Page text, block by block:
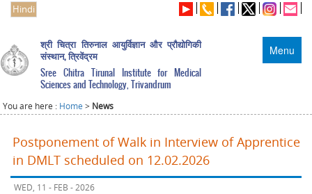
Hindi
Menu
श्री चित्रा तिरुनाल आयुर्विज्ञान और प्रौद्योगिकी
संस्थान, त्रिवेंद्रम
Sree Chitra Tirunal Institute for Medical
Sciences and Technology, Trivandrum
You are here : Home > News
Postponement of Walk in Interview of Apprentice
in DMLT scheduled on 12.02.2026
WED, 11 - FEB - 2026